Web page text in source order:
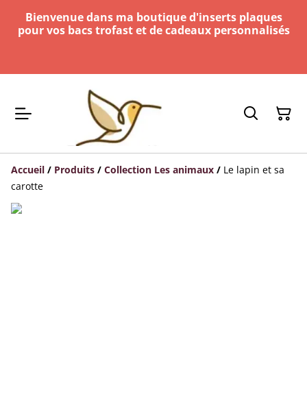
Bienvenue dans ma boutique d'inserts plaques
pour vos bacs trofast et de cadeaux personnalisés
Accueil / Produits / Collection Les animaux / Le lapin et sa
carotte